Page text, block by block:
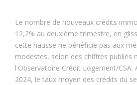
Le nombre de nouveaux crédits
12,2% au deuxième trimestre, en
cette hausse ne bénéficie pas aux
modestes, selon des chiffres publiés
l'Observatoire Crédit Logement/CSA.
2024, le taux moyen des crédits du